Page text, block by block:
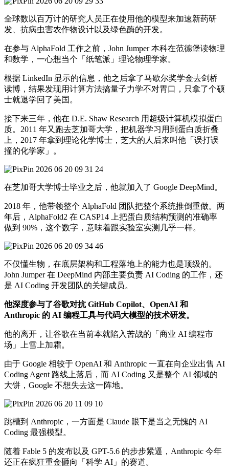
全球数以百万计的研究人员正在使用他的模型来加速新药研
发、抗病虫害农作物设计以及绿色酶的开发。
在参与 AlphaFold 工作之前，John Jumper 本科在范德堡读物理
和数学，一心想当个「纸笔派」理论物理学家。
根据 LinkedIn 显示的信息，他之后拿了马歇尔奖学金去剑桥
读博，结果发现用计算方法搞量子力学不对胃口，只拿了个硕
士就退学回了美国。
接下来三年，他在 D.E. Shaw Research 用超级计算机模拟蛋白
质。2011 年又跑去芝加哥大学，把机器学习用到蛋白质折叠
上，2017 年拿到理论化学博士，芝大的人后来叫他「误打误
撞的化学家」。
在芝加哥大学博士毕业之后，他就加入了 Google DeepMind。
2018 年，他带领整个 AlphaFold 团队把整个系统推倒重做。两
年后，AlphaFold2 在 CASP14 上把蛋白质结构预测的准确率
做到 90%，这个数字，意味着跟实验室实测几乎一样。
不仅懂生物，在底层架构和工程落地上的能力也是顶级的。
John Jumper 在 DeepMind 内部主要负责 AI Coding 的工作，还
是 AI Coding 开发团队的关键成员。
他深度参与了谷歌对抗 GitHub Copilot、OpenAI 和
Anthropic 的 AI 编程工具与代码大模型的技术研发。
他的离开，让谷歌在当前本就陷入苦战的「商业 AI 编程市
场」上雪上加霜。
由于 Google 相较于 OpenAI 和 Anthropic 一直在向企业出售 AI
Coding Agent 路线上落后，而 AI Coding 又是整个 AI 领域的
大饼，Google 不想失去这一阵地。
跳槽到 Anthropic，一方面是 Claude 眼下是当之无愧的 AI
Coding 最强模型。
随着 Fable 5 的发布以及 GPT-5.6 的步步紧逼，Anthropic 今年
还正在疯狂重金砸向「科学 AI」的赛道。